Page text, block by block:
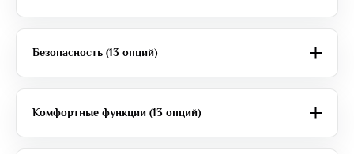
Безопасность (13 опций)
Комфортные функции (13 опций)